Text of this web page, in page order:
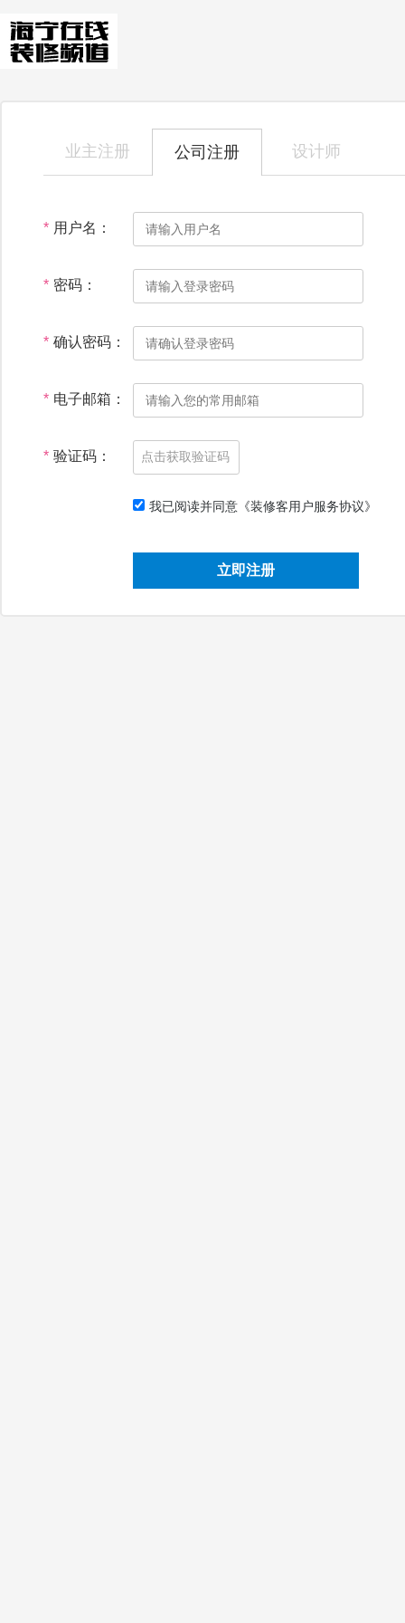
业主注册 公司注册 设计师
* 用户名：
* 密码：
* 确认密码：
* 电子邮箱：
* 验证码：
我已阅读并同意 《装修客用户服务协议》